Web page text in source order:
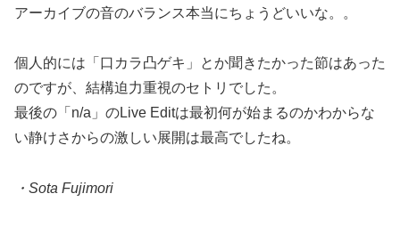
アーカイブの音のバランス本当にちょうどいいな。。
個人的には「口カラ凸ゲキ」とか聞きたかった節はあった
のですが、結構迫力重視のセトリでした。
最後の「n/a」のLive Editは最初何が始まるのかわからな
い静けさからの激しい展開は最高でしたね。
・Sota Fujimori